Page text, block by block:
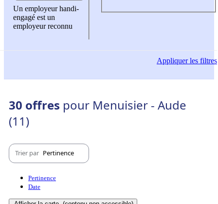
Un employeur handi-
engagé est un
employeur reconnu
Appliquerles filtres
30 offres pour Menuisier - Aude
(11)
Trier par Pertinence
Pertinence
Date